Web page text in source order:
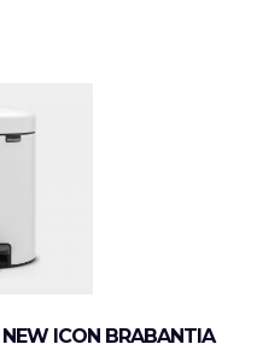
ICON BRABANTIA